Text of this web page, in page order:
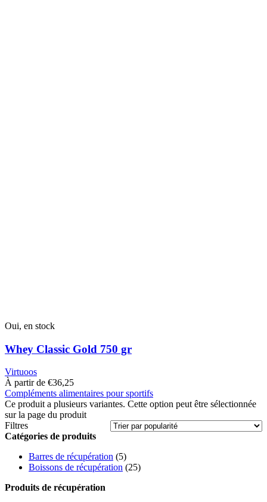
Oui, en stock
Whey Classic Gold 750 gr
Virtuoos
À partir de €36,25
Compléments alimentaires pour sportifs
Ce produit a plusieurs variantes. Cette option peut être sélectionnée
sur la page du produit
Filtres
Catégories de produits
Barres de récupération (5)
Boissons de récupération (25)
Produits de récupération